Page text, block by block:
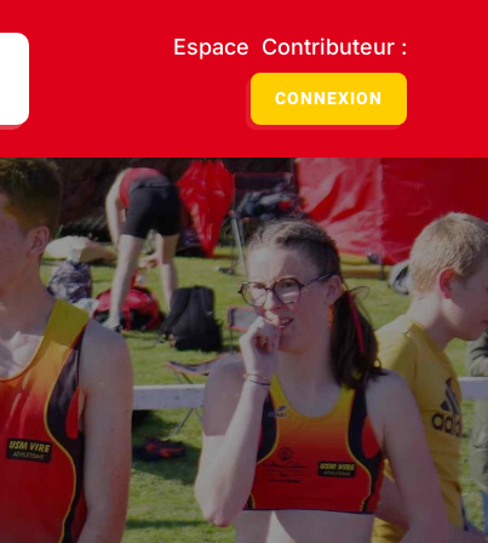
Espace Contributeur :
CONNEXION